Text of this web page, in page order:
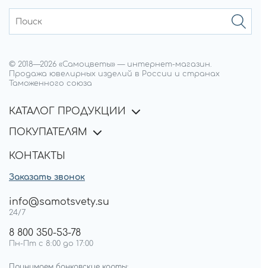
© 2018—2026 «Самоцветы» — интернет-магазин.
Продажа ювелирных изделий в России и странах
Таможенного союза
КАТАЛОГ ПРОДУКЦИИ
ПОКУПАТЕЛЯМ
КОНТАКТЫ
Заказать звонок
info@samotsvety.su
24/7
8 800 350-53-78
Пн-Пт с 8:00 до 17:00